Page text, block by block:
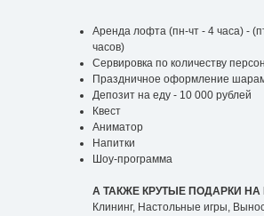
Аренда лофта (пн-чт - 4 часа) -
часов)
Сервировка по количеству персон
Праздничное оформление
Депозит на еду - 10 000 рублей
Квест
Аниматор
Напитки
Шоу-программа
А ТАКЖЕ КРУТЫЕ ПОДАРКИ
Клининг, Настольные игры,